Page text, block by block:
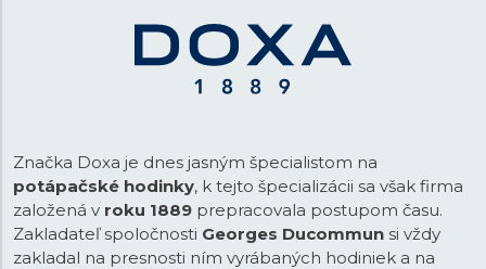
Značka Doxa je dnes jasným špecialistom na
potápačské hodinky, k tejto špecializácii sa však firma
založená v roku 1889 prepracovala postupom času.
Zakladateľ spoločnosti Georges Ducommun si vždy
zakladal na presnosti ním vyrábaných hodiniek a na